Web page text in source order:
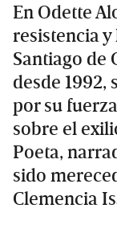
En Odette
resistencia
Santiago de
desde 1992,
por su
sobre el
Poeta,
sido
Clemencia